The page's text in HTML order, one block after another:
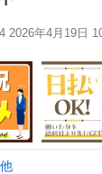
2026年4月19日